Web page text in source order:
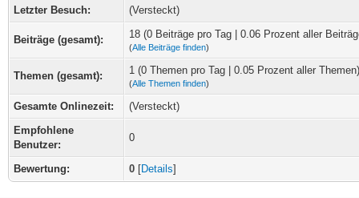
Letzter Besuch:
(Versteckt)
Beiträge (gesamt): 18 (0 Beiträge pro Tag | 0.06 Prozent aller
(Alle Beiträge finden)
Themen (gesamt): 1 (0 Themen pro Tag | 0.05 Prozent aller Themen)
(Alle Themen finden)
Gesamte Onlinezeit:
(Versteckt)
Empfohlene
Benutzer:
0
Bewertung: 0 [Details]